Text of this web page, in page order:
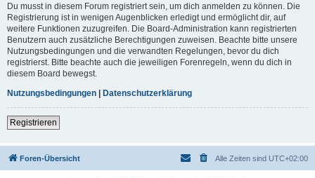
Du musst in diesem Forum registriert sein, um dich anmelden zu können. Die
Registrierung ist in wenigen Augenblicken erledigt und ermöglicht dir, auf
weitere Funktionen zuzugreifen. Die Board-Administration kann registrierten
Benutzern auch zusätzliche Berechtigungen zuweisen. Beachte bitte unsere
Nutzungsbedingungen und die verwandten Regelungen, bevor du dich
registrierst. Bitte beachte auch die jeweiligen Forenregeln, wenn du dich in
diesem Board bewegst.
Nutzungsbedingungen | Datenschutzerklärung
Registrieren
Foren-Übersicht Alle Zeiten sind UTC+02:00